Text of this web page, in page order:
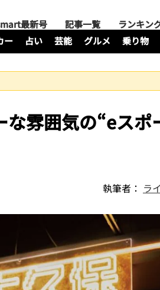
最新号 記事一覧 ランキン
ー 占い 芸能 グルメ 乗り物
雰囲気の“eスポ
執筆者： ラ